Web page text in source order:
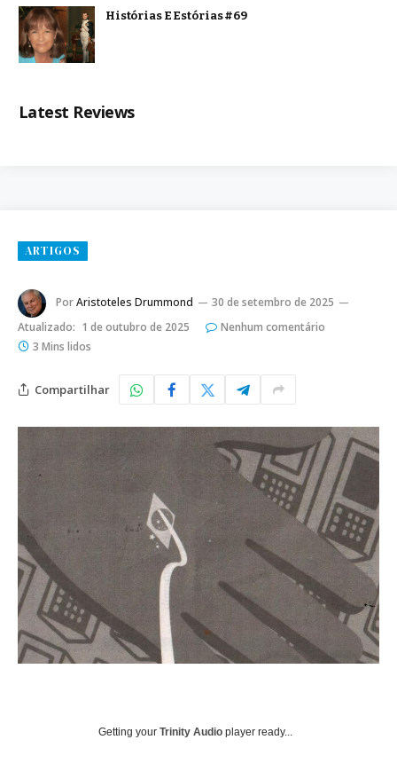
Histórias E Estórias #69
Latest Reviews
ARTIGOS
PorAristoteles Drummond
30 de setembro de 2025
Atualizado: 1 de outubro de 2025
Nenhum comentário
3 Mins lidos
Compartilhar
Getting your Trinity Audio player ready...